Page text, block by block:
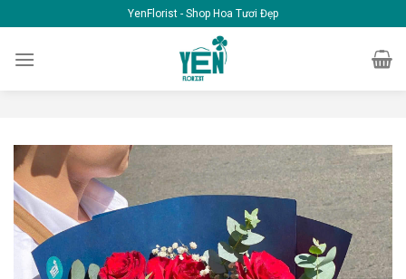
to
content
YenFlorist - Shop Hoa Tươi Đẹp